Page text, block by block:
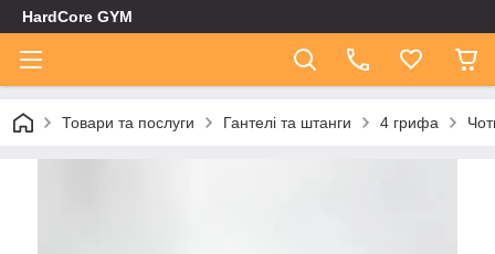
HardCore GYM
Товари та послуги Гантелі та штанги 4 грифа